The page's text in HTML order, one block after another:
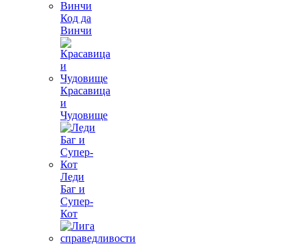
Код да
Винчи
Красавица
и
Чудовище
Леди
Баг и
Супер-
Кот